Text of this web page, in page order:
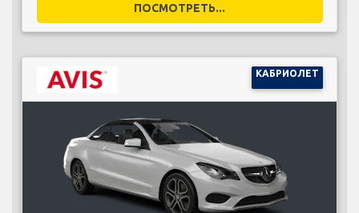
ПОСМОТРЕТЬ...
КАБРИОЛЕТ